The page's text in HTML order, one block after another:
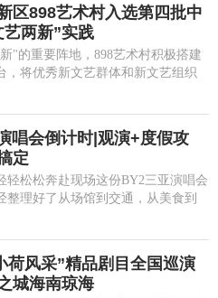
区898艺术村入选第四批中
艺两新”实践
"的重要阵地，898艺术村积极搭建
，将优秀新文艺群体和新文艺组织
唱会倒计时|观演+度假攻
定
轻松松奔赴现场这份BY2三亚演唱会
整理好了从场馆到交通，从美食到
荷风采”精品剧目全国巡演
城海南琼海